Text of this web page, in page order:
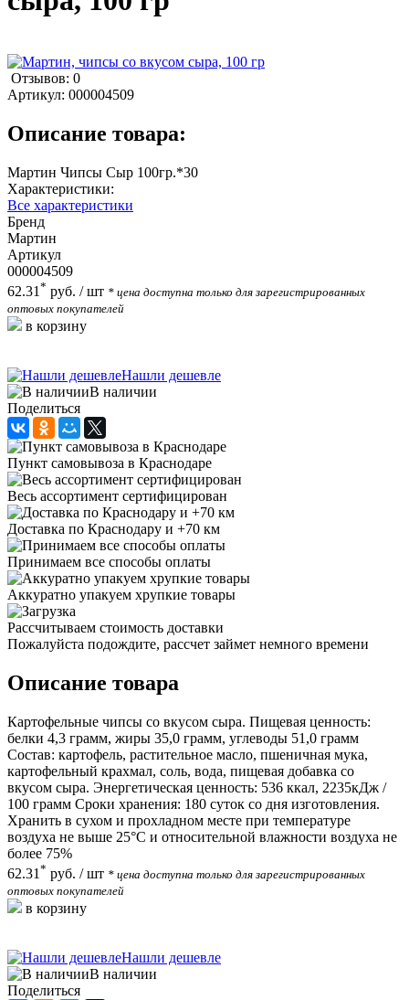
Отзывов: 0
Артикул: 000004509
Описание товара:
Мартин Чипсы Сыр 100гр.*30
Характеристики:
Все характеристики
Бренд
Мартин
Артикул
000004509
62.31 * руб. / шт * цена доступна только для зарегистрированных
оптовых покупателей
в корзину
Нашли дешевле
В наличии
Поделиться
Пункт самовывоза в Краснодаре
Весь ассортимент сертифицирован
Доставка по Краснодару и +70 км
Принимаем все способы оплаты
Аккуратно упакуем хрупкие товары
Рассчитываем стоимость доставки
Пожалуйста подождите, рассчет займет немного времени
Описание товара
Картофельные чипсы со вкусом сыра. Пищевая ценность:
белки 4,3 грамм, жиры 35,0 грамм, углеводы 51,0 грамм
Состав: картофель, растительное масло, пшеничная мука,
картофельный крахмал, соль, вода, пищевая добавка со
вкусом сыра. Энергетическая ценность: 536 ккал, 2235кДж /
100 грамм Сроки хранения: 180 суток со дня изготовления.
Хранить в сухом и прохладном месте при температуре
воздуха не выше 25°С и относительной влажности воздуха не
более 75%
62.31 * руб. / шт * цена доступна только для зарегистрированных
оптовых покупателей
в корзину
Нашли дешевле
В наличии
Поделиться